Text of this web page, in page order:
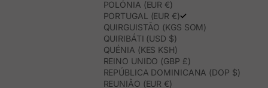
POLÓNIA (EUR €)
PORTUGAL (EUR €)
QUIRGUISTÃO (KGS SOM)
QUIRIBÁTI (USD $)
QUÉNIA (KES KSH)
REINO UNIDO (GBP £)
REPÚBLICA DOMINICANA (DOP $)
REUNIÃO (EUR €)